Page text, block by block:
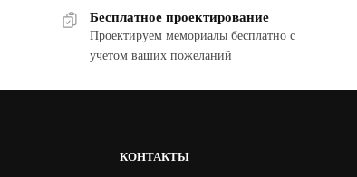
Бесплатное проектирование
Проектируем мемориалы бесплатно с
учетом ваших пожеланий
КОНТАКТЫ